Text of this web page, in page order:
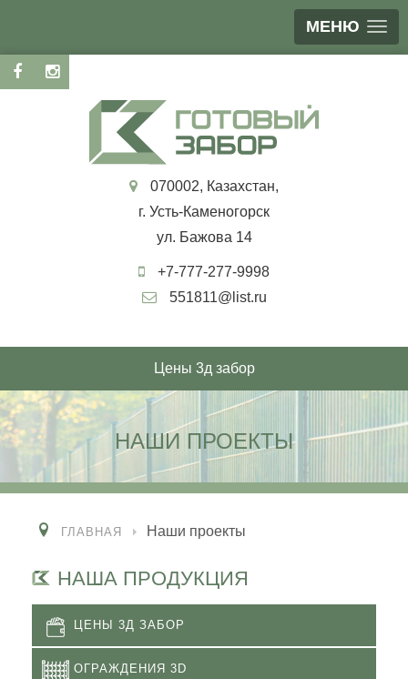
МЕНЮ
070002, Казахстан,
г. Усть-Каменогорск
ул. Бажова 14
+7-777-277-9998
551811@list.ru
Цены 3д забор
НАШИ ПРОЕКТЫ
ГЛАВНАЯ Наши проекты
НАША ПРОДУКЦИЯ
ЦЕНЫ 3Д ЗАБОР
ОГРАЖДЕНИЯ 3D